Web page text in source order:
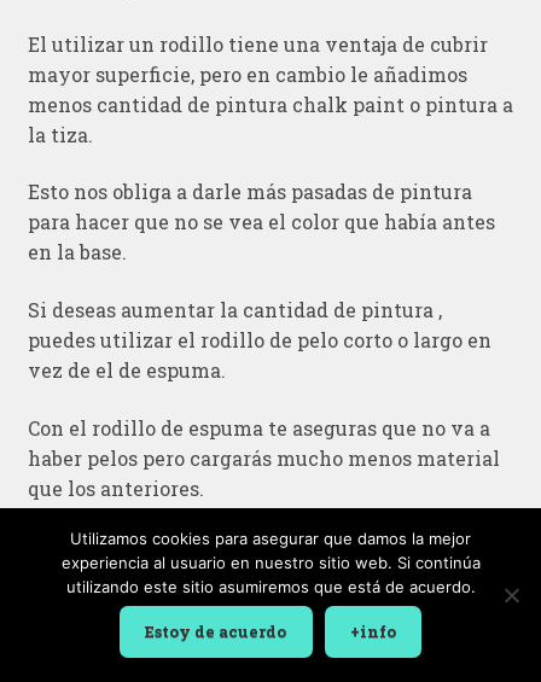
El utilizar un rodillo tiene una ventaja de cubrir
mayor superficie, pero en cambio le añadimos
menos cantidad de pintura chalk paint o pintura a
la tiza.
Esto nos obliga a darle más pasadas de pintura
para hacer que no se vea el color que había antes
en la base.
Si deseas aumentar la cantidad de pintura ,
puedes utilizar el rodillo de pelo corto o largo en
vez de el de espuma.
Con el rodillo de espuma te aseguras que no va a
haber pelos pero cargarás mucho menos material
que los anteriores.
Efectos que podemos
conseguir con pintura a la
Utilizamos cookies para asegurar que damos la mejor
experiencia al usuario en nuestro sitio web. Si continúa
utilizando este sitio asumiremos que está de acuerdo.
Estoy de acuerdo +info